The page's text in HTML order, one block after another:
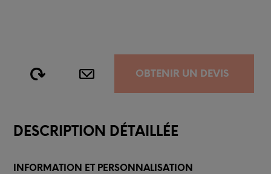
OBTENIR UN DEVIS
DESCRIPTION DÉTAILLÉE
INFORMATION ET PERSONNALISATION